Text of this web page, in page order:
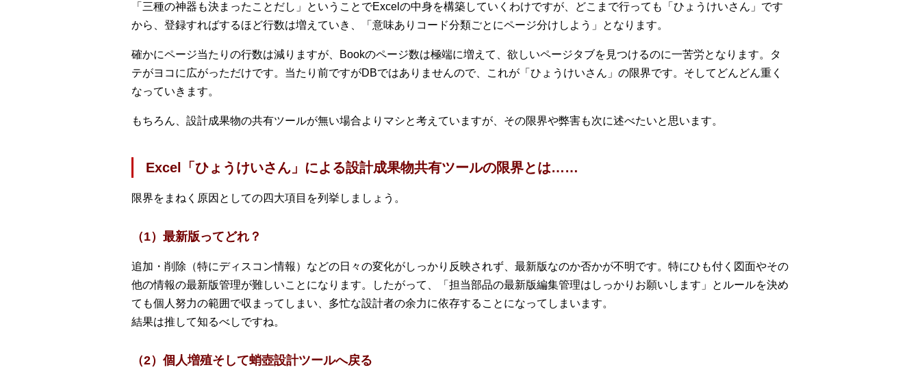
「三種の神器も決まったことだし」ということでExcelの中身を構築していくわけですが、どこまで行っても「ひょうけいさん」です
から、登録すればするほど行数は増えていき、「意味ありコード分類ごとにページ分けしよう」となります。
確かにページ当たりの行数は減りますが、Bookのページ数は極端に増えて、欲しいページタブを見つけるのに一苦労となります。タ
テがヨコに広がっただけです。当たり前ですがDBではありませんので、これが「ひょうけいさん」の限界です。そしてどんどん重く
なっていきます。
もちろん、設計成果物の共有ツールが無い場合よりマシと考えていますが、その限界や弊害も次に述べたいと思います。
Excel「ひょうけいさん」による設計成果物共有ツールの限界とは……
限界をまねく原因としての四大項目を列挙しましょう。
（1）最新版ってどれ？
追加・削除（特にディスコン情報）などの日々の変化がしっかり反映されず、最新版なのか否かが不明です。特にひも付く図面やその
他の情報の最新版管理が難しいことになります。したがって、「担当部品の最新版編集管理はしっかりお願いします」とルールを決め
ても個人努力の範囲で収まってしまい、多忙な設計者の余力に依存することになってしまいます。
結果は推して知るべしですね。
（2）個人増殖そして蛸壺設計ツールへ戻る